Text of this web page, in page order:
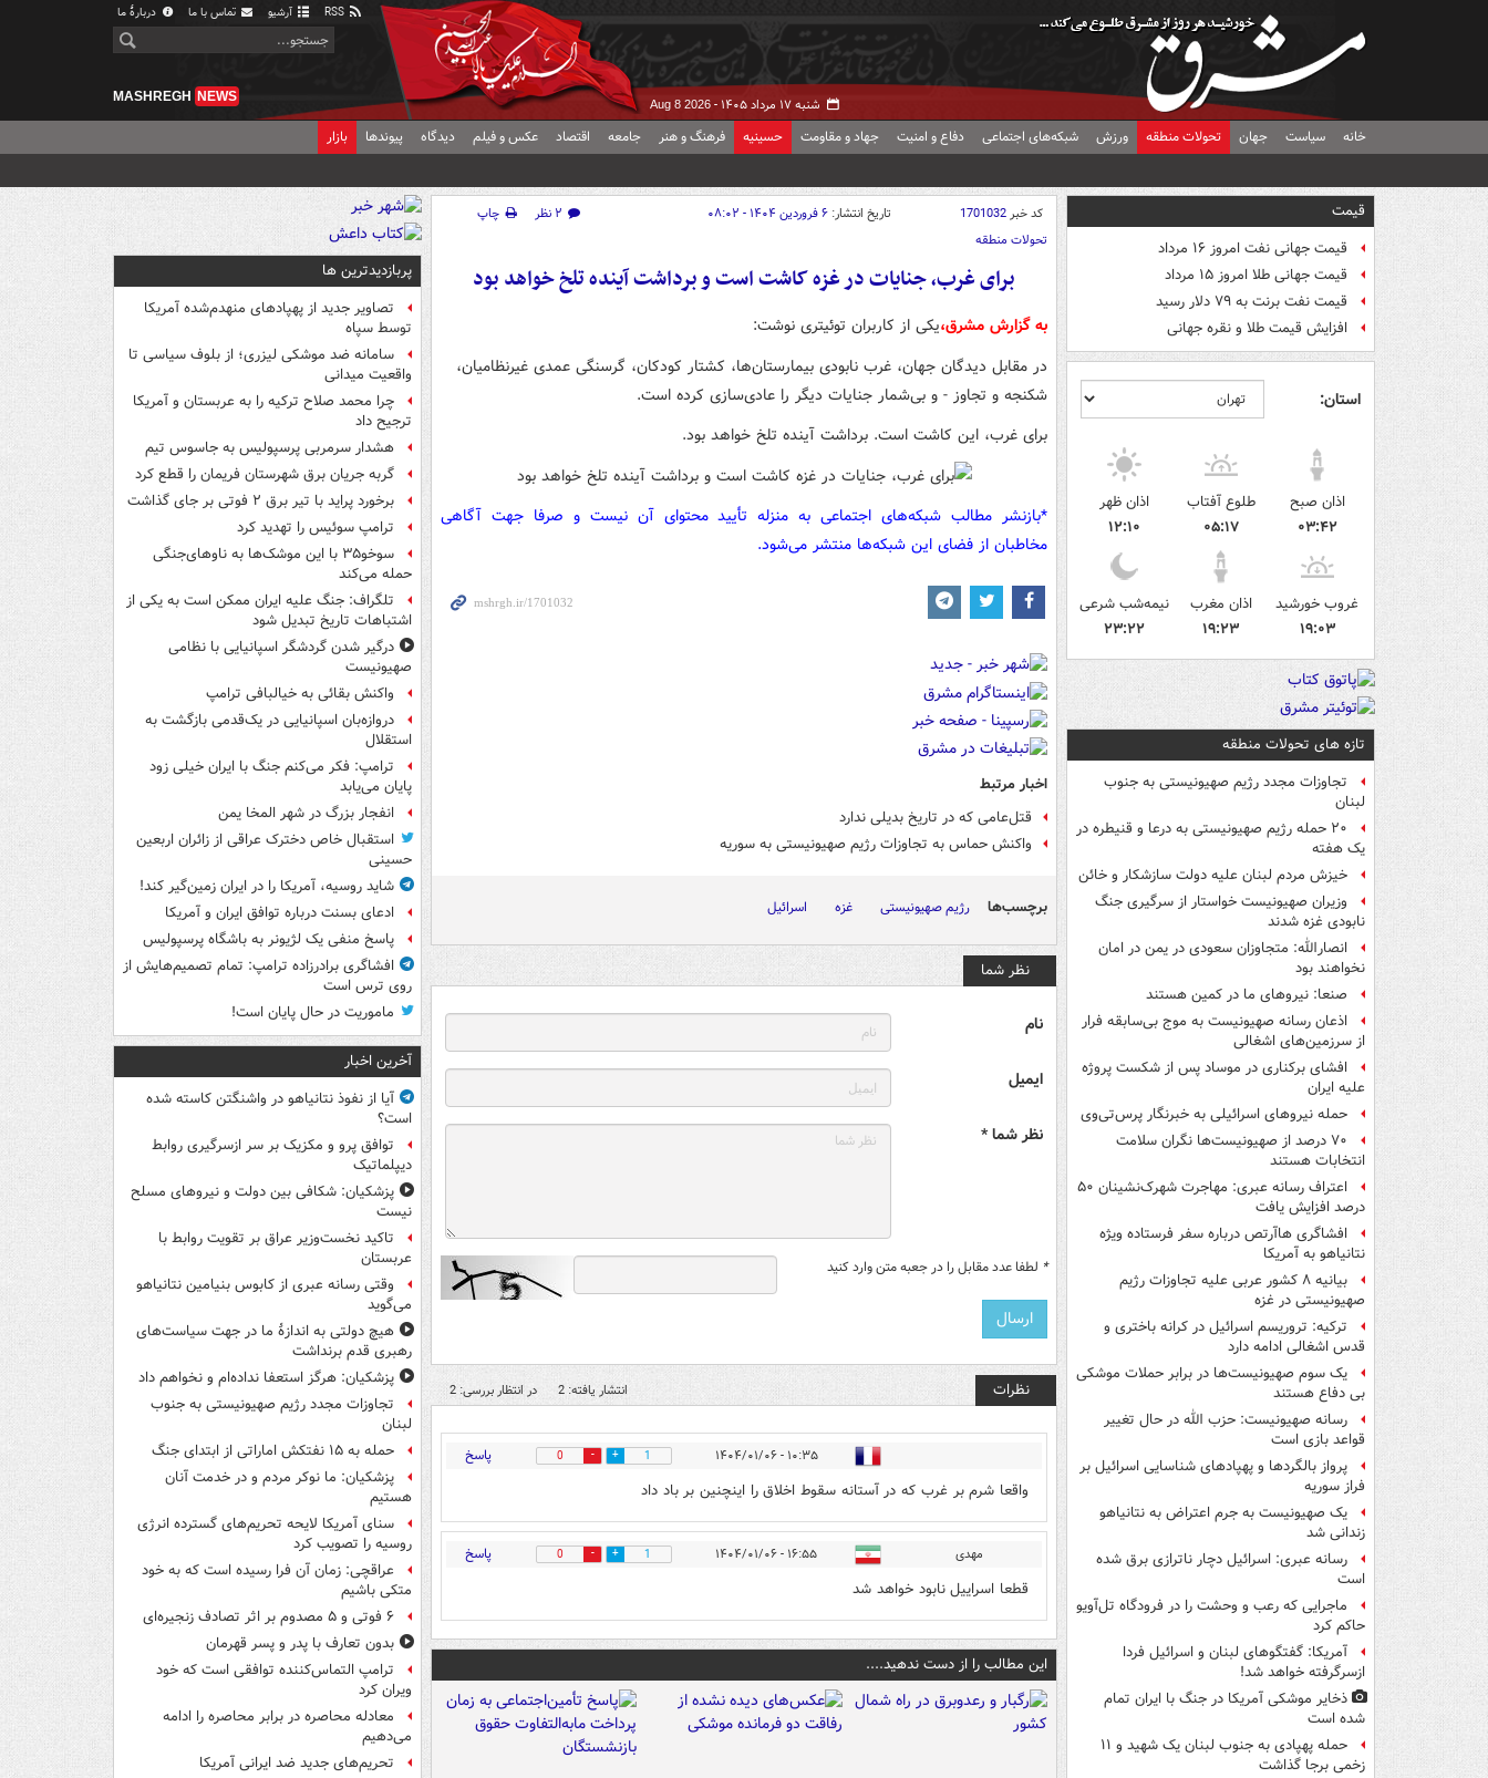
آرشیو تماس با ما دربارهٔ ما
شنبه ۱۷ مرداد ۱۴۰۵ - Aug 8 2026
MASHREGH NEWS
خانه سیاست جهان تحولات منطقه ورزش شبکه‌های اجتماعی دفاع و امنیت جهاد و مقاومت حسینیه فرهنگ و هنر جامعه اقتصاد عکس و فیلم دیدگاه پیوندها بازار
قیمت
قیمت جهانی نفت امروز ۱۶ مرداد
قیمت جهانی طلا امروز ۱۵ مرداد
قیمت نفت برنت به ۷۹ دلار رسید
افزایش قیمت طلا و نقره جهانی
استان:
اذان صبح
۰۳:۴۲
طلوع آفتاب
۰۵:۱۷
اذان ظهر
۱۲:۱۰
غروب خورشید
۱۹:۰۳
اذان مغرب
۱۹:۲۳
نیمه‌شب شرعی
۲۳:۲۲
تازه های تحولات منطقه
تجاوزات مجدد رژیم صهیونیستی به جنوب
لبنان
۲۰ حمله رژیم صهیونیستی به درعا و قنیطره در
یک هفته
خیزش مردم لبنان علیه دولت سازشکار و خائن
وزیران صهیونیست خواستار از سرگیری جنگ
نابودی غزه شدند
انصارالله: متجاوزان سعودی در یمن در امان
نخواهند بود
صنعا: نیروهای ما در کمین‌ هستند
اذعان رسانه صهیونیست به موج بی‌سابقه فرار
از سرزمین‌های اشغالی
افشای برکناری در موساد پس از شکست پروژه
علیه ایران
حمله نیروهای اسرائیلی به خبرنگار پرس‌تی‌وی
۷۰ درصد از صهیونیست‌ها نگران سلامت
انتخابات هستند
اعتراف رسانه عبری: مهاجرت شهرک‌نشینان ۵۰
درصد افزایش یافت
افشاگری هاآرتص درباره سفر فرستاده ویژه
نتانیاهو به آمریکا
بیانیه ۸ کشور عربی علیه تجاوزات رژیم
صهیونیستی در غزه
ترکیه: تروریسم اسرائیل در کرانه باختری و
قدس اشغالی ادامه دارد
یک‌ سوم صهیونیست‌ها در برابر حملات موشکی
بی دفاع هستند
رسانه صهیونیست: حزب الله در حال تغییر
قواعد بازی است
پرواز بالگردها و پهپادهای شناسایی اسرائیل بر
فراز سوریه
یک صهیونیست به جرم اعتراض به نتانیاهو
زندانی شد
رسانه عبری: اسرائیل دچار ناترازی برق شده
است
ماجرایی که رعب و وحشت را در فرودگاه تل‌آویو
حاکم کرد
آمریکا: گفتگوهای لبنان و اسرائیل فردا
ازسرگرفته خواهد شد!
ذخایر موشکی آمریکا در جنگ با ایران تمام
شده است
حمله پهپادی به جنوب لبنان یک شهید و ۱۱
زخمی برجا گذاشت
کد خبر1701032 تاریخ انتشار: ۶ فروردین ۱۴۰۴ - ۰۸:۰۲ ۲ نظر
چاپ
تحولات منطقه
برای غرب، جنایات در غزه کاشت است و برداشت آینده تلخ خواهد بود
به گزارش مشرق،یکی از کاربران توئیتری نوشت:
در مقابل دیدگان جهان، غرب نابودی بیمارستان‌ها، کشتار کودکان، گرسنگی عمدی غیرنظامیان،
شکنجه و تجاوز - و بی‌شمار جنایات دیگر را عادی‌سازی کرده است.
برای غرب، این کاشت است. برداشت آینده تلخ خواهد بود.
*بازنشر مطالب شبکه‌های اجتماعی به منزله تأیید محتوای آن نیست و صرفا جهت آگاهی
مخاطبان از فضای این شبکه‌ها منتشر می‌شود.
اخبار مرتبط
قتل‌عامی که در تاریخ بدیلی ندارد
واکنش حماس به تجاوزات رژیم صهیونیستی به سوریه
برچسب‌ها رژیم صهیونیستی غزه اسرائیل
نظر شما
نام
ایمیل
نظر شما *
* لطفا عدد مقابل را در جعبه متن وارد کنید
نظرات انتشار یافته: 2 در انتظار بررسی: 2
۱۰:۳۵ - ۱۴۰۴/۰۱/۰۶ 1
0 پاسخ
واقعا شرم بر غرب که در آستانه سقوط اخلاق را اینچنین بر باد داد
مهدی ۱۶:۵۵ - ۱۴۰۴/۰۱/۰۶ 1
0 پاسخ
قطعا اسراییل نابود خواهد شد
این مطالب را از دست ندهید....
پربازدیدترین ها
تصاویر جدید از پهپادهای منهدم‌شده آمریکا
توسط سپاه
سامانه ضد موشکی لیزری؛ از بلوف سیاسی تا
واقعیت میدانی
چرا محمد صلاح ترکیه را به عربستان و آمریکا
ترجیح داد
هشدار سرمربی پرسپولیس به جاسوس تیم
گربه جریان برق شهرستان فریمان را قطع کرد
برخورد پراید با تیر برق ۲ فوتی بر جای گذاشت
ترامپ سوئیس را تهدید کرد
سوخو۳۵ با این موشک‌ها به ناوهای‌جنگی
حمله می‌کند
تلگراف: جنگ علیه ایران ممکن است به یکی از
اشتباهات تاریخ تبدیل شود
درگیر شدن گردشگر اسپانیایی با نظامی
صهیونیست
واکنش بقائی به خیالبافی ترامپ
دروازه‌بان اسپانیایی در یک‌قدمی بازگشت به
استقلال
ترامپ: فکر می‌کنم جنگ با ایران خیلی زود
پایان می‌یابد
انفجار بزرگ در شهر المخا یمن
استقبال خاص دخترک عراقی از زائران اربعین
حسینی
شاید روسیه، آمریکا را در ایران زمین‌گیر کند!
ادعای بسنت درباره توافق ایران و آمریکا
پاسخ منفی یک لژیونر به باشگاه پرسپولیس
افشاگری برادرزاده ترامپ: تمام تصمیم‌هایش از
روی ترس است
ماموریت در حال پایان است!
آخرین اخبار
آیا از نفوذ نتانیاهو در واشنگتن کاسته شده
است؟
توافق پرو و مکزیک بر سر ازسرگیری روابط
دیپلماتیک
پزشکیان: شکافی بین دولت و نیروهای مسلح
نیست
تاکید نخست‌وزیر عراق بر تقویت روابط با
عربستان
وقتی رسانه عبری از کابوس بنیامین نتانیاهو
می‌گوید
هیچ دولتی به اندازۀ ما در جهت سیاست‌های
رهبری قدم برنداشت
پزشکیان: هرگز استعفا نداده‌ام و نخواهم داد
تجاوزات مجدد رژیم صهیونیستی به جنوب
لبنان
حمله به ۱۵ نفتکش‌ اماراتی از ابتدای جنگ
پزشکیان: ما نوکر مردم و در خدمت آنان
هستیم
سنای آمریکا لایحه تحریم‌های گسترده انرژی
روسیه را تصویب کرد
عراقچی: زمان آن فرا رسیده است که به خود
متکی باشیم
۶ فوتی و ۵ مصدوم بر اثر تصادف زنجیره‌ای
بدون تعارف با پدر و پسر قهرمان
ترامپ التماس‌کننده توافقی است که خود
ویران کرد
معادله محاصره در برابر محاصره را ادامه
می‌دهیم
تحریم‌های جدید ضد ایرانی آمریکا